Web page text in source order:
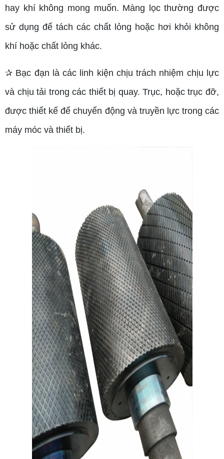
hay khí không mong muốn. Màng lọc thường được
sử dụng để tách các chất lỏng hoặc hơi khỏi không
khí hoặc chất lỏng khác.
✰ Bạc đạn là các linh kiện chịu trách nhiệm chịu lực
và chịu tải trong các thiết bị quay. Trục, hoặc trục đỡ,
được thiết kế để chuyển động và truyền lực trong các
máy móc và thiết bị.